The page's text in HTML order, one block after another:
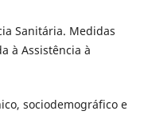
Sanitária. Medidas
à Assistência à
sociodemográfico e